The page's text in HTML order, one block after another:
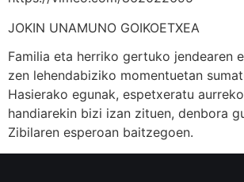
JOKIN UNAMUNO GOIKOETXEA
Familia eta herriko gertuko jendearen
zen lehendabiziko momentuetan
Hasierako egunak, espetxeratu
handiarekin bizi izan zituen, denbora
Zibilaren esperoan baitzegoen.